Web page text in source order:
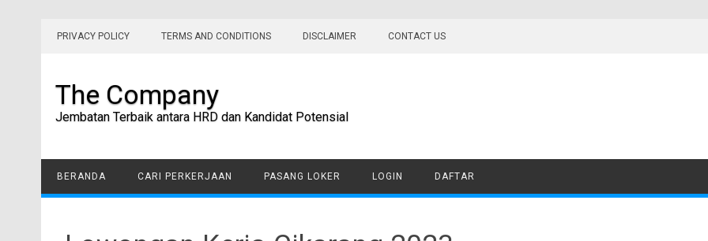
PRIVACY POLICY TERMS AND CONDITIONS DISCLAIMER CONTACT US
The Company
Jembatan Terbaik antara HRD dan Kandidat Potensial
BERANDA CARI PERKERJAAN PASANG LOKER LOGIN DAFTAR